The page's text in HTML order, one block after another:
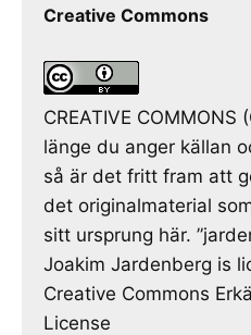
Creative Commons
CREATIVE COMMONS
länge du anger källan
så är det fritt fram att
det originalmaterial
sitt ursprung här.
Joakim Jardenberg is
Creative Commons
License